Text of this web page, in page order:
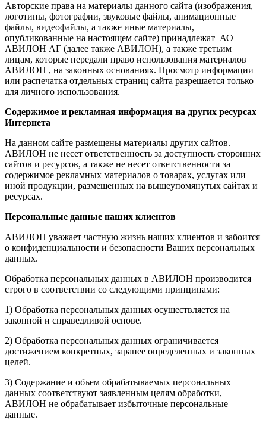
Авторские права на материалы данного сайта (изображения,
логотипы, фотографии, звуковые файлы, анимационные
файлы, видеофайлы, а также иные материалы,
опубликованные на настоящем сайте) принадлежат АО
АВИЛОН АГ (далее также АВИЛОН), а также третьим
лицам, которые передали право использования материалов
АВИЛОН , на законных основаниях. Просмотр информации
или распечатка отдельных страниц сайта разрешается только
для личного использования.
Содержимое и рекламная информация на других ресурсах
Интернета
На данном сайте размещены материалы других сайтов.
АВИЛОН не несет ответственность за доступность сторонних
сайтов и ресурсов, а также не несет ответственности за
содержимое рекламных материалов о товарах, услугах или
иной продукции, размещенных на вышеупомянутых сайтах и
ресурсах.
Персональные данные наших клиентов
АВИЛОН уважает частную жизнь наших клиентов и забоится
о конфиденциальности и безопасности Ваших персональных
данных.
Обработка персональных данных в АВИЛОН производится
строго в соответствии со следующими принципами:
1) Обработка персональных данных осуществляется на
законной и справедливой основе.
2) Обработка персональных данных ограничивается
достижением конкретных, заранее определенных и законных
целей.
3) Содержание и объем обрабатываемых персональных
данных соответствуют заявленным целям обработки,
АВИЛОН не обрабатывает избыточные персональные
данные.